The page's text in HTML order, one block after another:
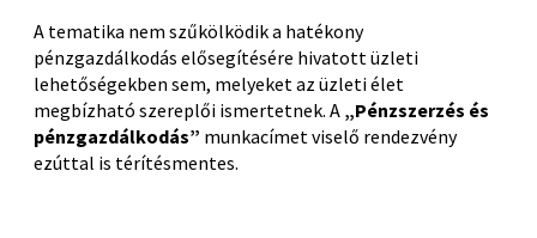
A tematika nem szűkölködik a hatékony
pénzgazdálkodás elősegítésére hivatott üzleti
lehetőségekben sem, melyeket az üzleti élet
megbízható szereplői ismertetnek. A „Pénzszerzés és
pénzgazdálkodás” munkacímet viselő rendezvény
ezúttal is térítésmentes.